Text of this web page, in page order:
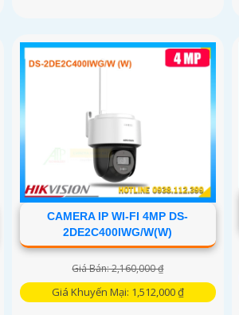
CAMERA IP WI-FI 4MP DS-
2DE2C400IWG/W(W)
Giá Bán: 2,160,000 ₫
Giá Khuyến Mại: 1,512,000 ₫